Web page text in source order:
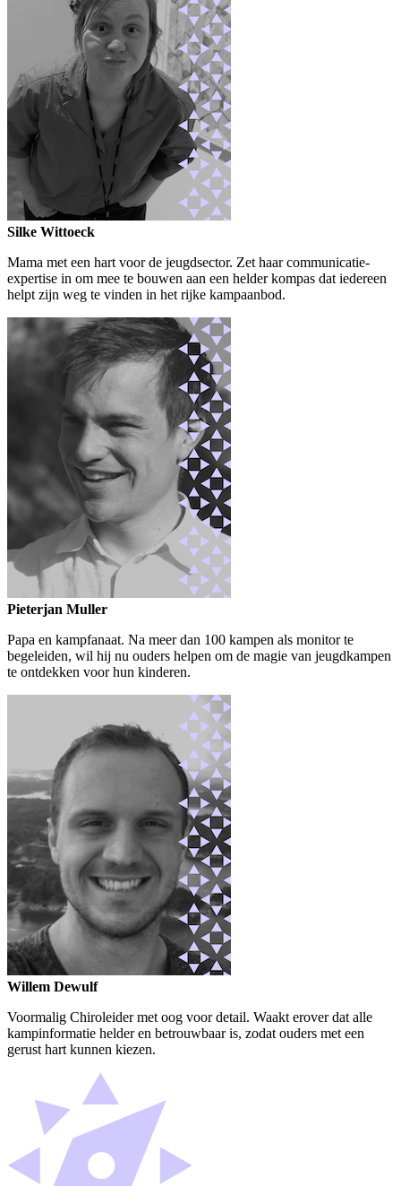
Silke Wittoeck
Mama met een hart voor de jeugdsector. Zet haar communicatie-
expertise in om mee te bouwen aan een helder kompas dat iedereen
helpt zijn weg te vinden in het rijke kampaanbod.
Pieterjan Muller
Papa en kampfanaat. Na meer dan 100 kampen als monitor te
begeleiden, wil hij nu ouders helpen om de magie van jeugdkampen
te ontdekken voor hun kinderen.
Willem Dewulf
Voormalig Chiroleider met oog voor detail. Waakt erover dat alle
kampinformatie helder en betrouwbaar is, zodat ouders met een
gerust hart kunnen kiezen.